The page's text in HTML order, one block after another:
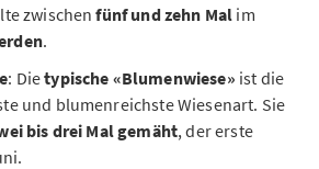
zwischenfünf und zehn Mal im
.
: Dietypische «Blumenwiese» ist die
und blumenreichste Wiesenart. Sie
bis drei Mal gemäht, der erste